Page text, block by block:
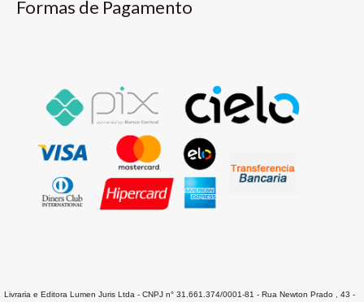
Formas de Pagamento
Livraria e Editora Lumen Juris Ltda - CNPJ n° 31.661.374/0001-81 - Rua Newton Prado , 43 -